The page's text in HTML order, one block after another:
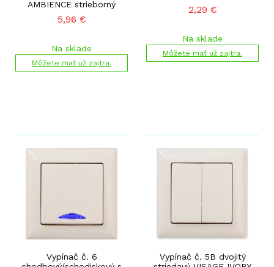
AMBIENCE strieborný
5,96 €
Na sklade
Môžete mať už zajtra.
2,29 €
Na sklade
Môžete mať už zajtra.
Vypínač č. 6
Vypínač č. 5B dvojitý